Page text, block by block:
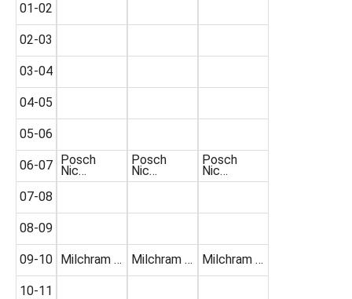
01-02
02-03
03-04
04-05
05-06
06-07
07-08
08-09
09-10
10-11
Posch
Nic…
Milchram …
Posch
Nic…
Milchram …
Posch
Nic…
Milchram …